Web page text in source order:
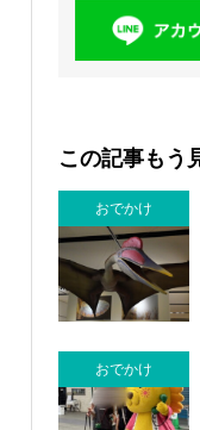
この記事もう
おでかけ
おでかけ